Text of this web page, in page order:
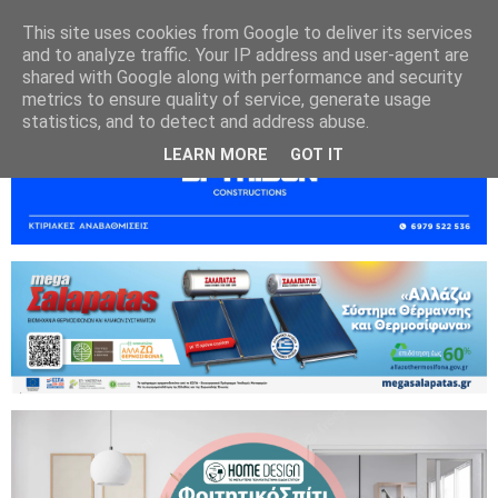
This site uses cookies from Google to deliver its services
and to analyze traffic. Your IP address and user-agent are
shared with Google along with performance and security
metrics to ensure quality of service, generate usage
statistics, and to detect and address abuse.
LEARN MORE GOT IT